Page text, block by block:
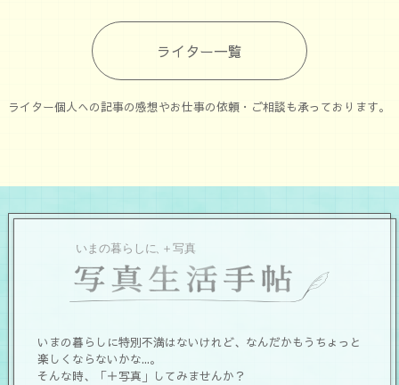
ライター一覧
ライター個人への記事の感想やお仕事の依頼・ご相談も承っております。
いまの暮らしに特別不満はないけれど、なんだかもうちょっと
楽しくならないかな...。
そんな時、「＋写真」してみませんか？